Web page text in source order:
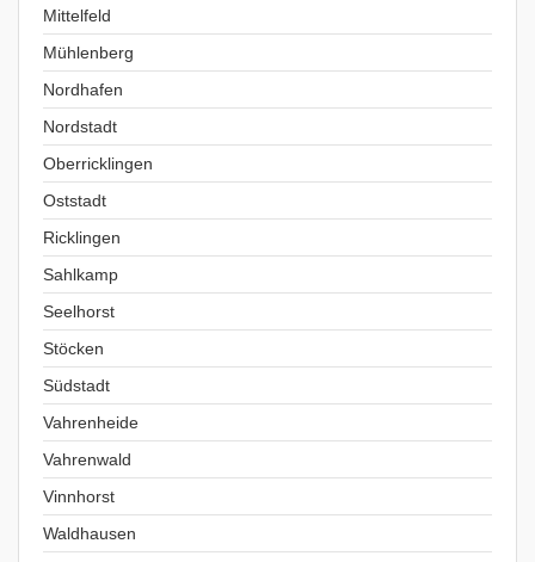
Mittelfeld
Mühlenberg
Nordhafen
Nordstadt
Oberricklingen
Oststadt
Ricklingen
Sahlkamp
Seelhorst
Stöcken
Südstadt
Vahrenheide
Vahrenwald
Vinnhorst
Waldhausen